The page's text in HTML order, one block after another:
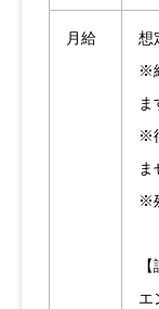
月給
想
※
ま
※
ま
※
エ